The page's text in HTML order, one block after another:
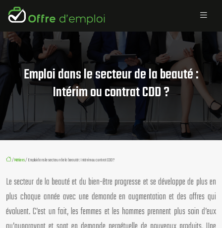
Emploi dans le secteur de la beauté :
Intérim ou contrat CDD ?
/Métiers/ Emploi dans le secteur de la beauté : Intérim ou contrat CDD ?
Le secteur de la beauté et du bien-être progresse et se développe de plus en
plus chaque année avec une demande en augmentation et des offres qui
évoluent. C’est un fait, les femmes et les hommes prennent plus soin d’eux